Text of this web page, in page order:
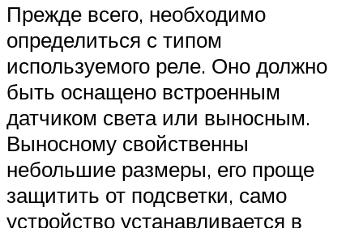
Прежде всего, необходимо
определиться с типом
используемого реле. Оно должно
быть оснащено встроенным
датчиком света или выносным.
Выносному свойственны
небольшие размеры, его проще
защитить от подсветки, само
устройство устанавливается в